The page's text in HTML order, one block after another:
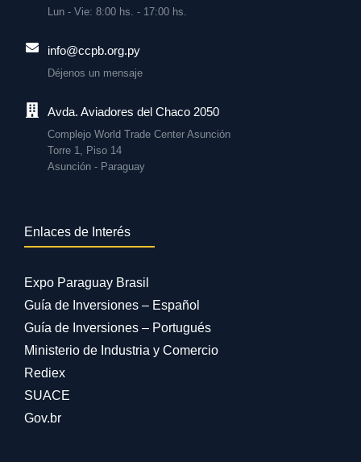
Lun - Vie: 8:00 hs. - 17:00 hs.
info@ccpb.org.py
Déjenos un mensaje
Avda. Aviadores del Chaco 2050
Complejo World Trade Center Asunción
Torre 1, Piso 14
Asunción - Paraguay
Enlaces de Interés
Expo Paraguay Brasil
Guía de Inversiones – Español
Guía de Inversiones – Portugués
Ministerio de Industria y Comercio
Rediex
SUACE
Gov.br